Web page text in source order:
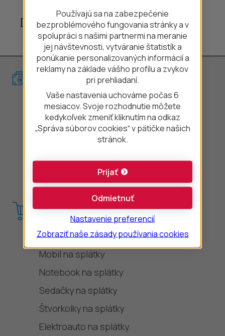
Statut sutaze Letna Sutaz Festival Skaly
[ PDF-307 Ko]
Spotrebiteľský úver
Bezúčelový úver
Úver pre živnostníkov a malé firmy
Úvery pre zelenú domácnosť
Úvery pre ekologické produkty
Nákup na splátky
Auto na splátky
Mobil na splátky
Notebook na splátky
Sedačky na splátky
Štvorkolky na splátky
Elektroauto na splátky
Používajú sa na zabezpečenie
bezproblémového fungovania stránky a v
spolupráci s našimi partnermi na meranie
jej návštevnosti, vytváranie štatistík a
ponúkanie personalizovaných informácií a
reklamy na základe vášho profilu a zvykov
pri prehliadaní.
Vaše nastavenia uchováme počas 6
mesiacov. Svoje rozhodnutie môžete
kedykoľvek zmeniť kliknutím na odkaz
„Správa súborov cookies“ v pätičke našich
stránok.
Prijať
Odmietnuť
Nastavenie preferencií
Zobraziť naše zásady používania cookies